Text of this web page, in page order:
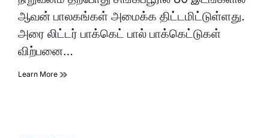
ஆவன் பாலகங்கள் அமைக்க திட்டமிட்டுள்ளது.
அரை லிட்டர் பாக்கெட் பால் பாக்கெட்டுகள்
விற்பனை…
Learn More